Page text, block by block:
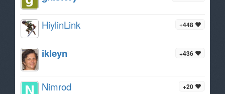
+448
HiylinLink
+436
ikleyn
+20
Nimrod